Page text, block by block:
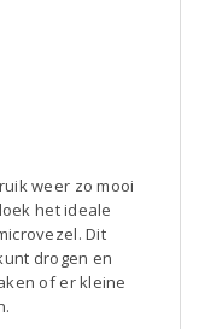
weer zo mooi
het ideale
Dit
drogen en
of er kleine